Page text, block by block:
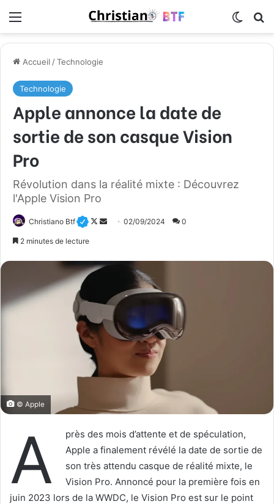
Accueil /Technologie
Technologie
Apple annonce la date de
sortie de son casque Vision
Pro
Révolution dans la réalité mixte : Découvrez
l'Apple Vision Pro
Christiano Btf
F
l
n
r
l
02/09/2024 0
2 minutes de lecture
© Apple
A
près des mois d’attente et de spéculation,
Apple a finalement révélé la date de sortie de
son très attendu casque de réalité mixte, le
Vision Pro. Annoncé pour la première fois en
juin 2023 lors de la WWDC, le Vision Pro est sur le point